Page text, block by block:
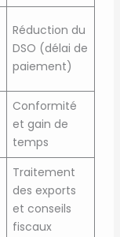
Réduction du
DSO (délai de
paiement)
Conformité
et gain de
temps
Traitement
des exports
et conseils
fiscaux